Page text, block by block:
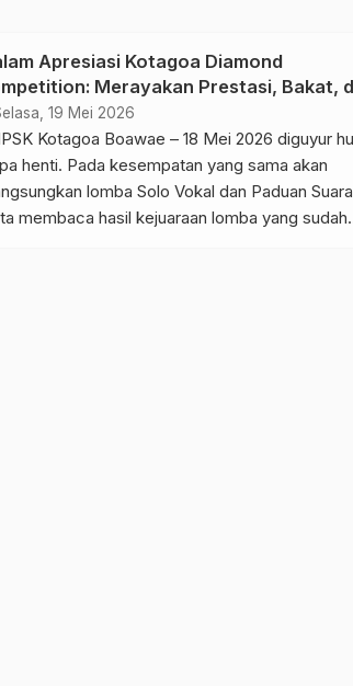
Apresiasi Kotagoa Diamond
Merayakan Prestasi, Bakat,
Kebersamaan Menuju Intan
Boawae
19 Mei 2026
Kotagoa Boawae – 18 Mei 2026 diguyur
henti. Pada kesempatan yang sama akan
lomba Solo Vokal dan Paduan Suara
membaca hasil kejuaraan lomba yang sudah